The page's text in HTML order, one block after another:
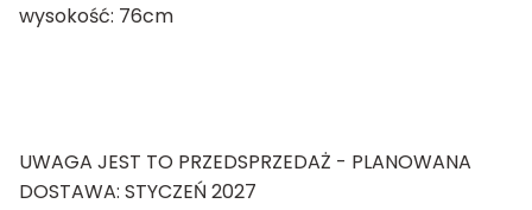
wysokość: 76cm
UWAGA JEST TO PRZEDSPRZEDAŻ - PLANOWANA
DOSTAWA: STYCZEŃ 2027